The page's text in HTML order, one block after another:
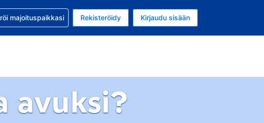
valuutta on Yhdysvaltain dollari
kieli on Suomi
varauksesi kanssa
majoituspaikkasi Rekisteröidy Kirjaudu sisään
avuksi?